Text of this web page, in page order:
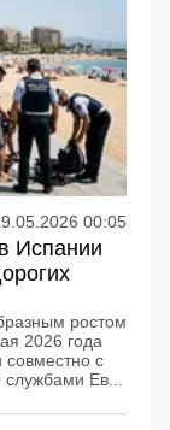
00:05
Испании
ростом
2026 года
с
Ев...